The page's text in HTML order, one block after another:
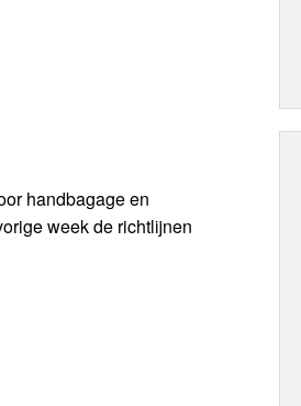
handbagage en
week de richtlijnen